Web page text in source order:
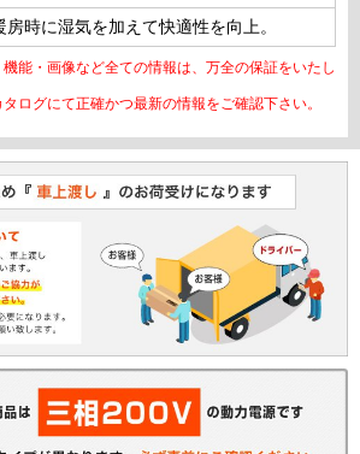
房時に湿気を加えて快適性を向上。
能・画像など全ての情報は、万全の保証をいたし
ログにて正確かつ最新の情報をご確認下さい。